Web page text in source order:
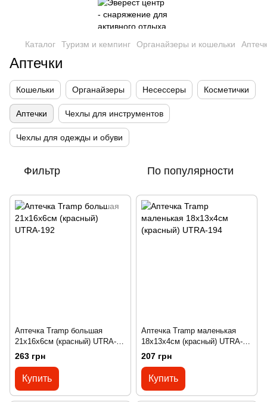
Каталог Туризм и кемпинг Органайзеры и кошельки
Аптечки
Кошельки Органайзеры Несессеры Косметички
Аптечки Чехлы для инструментов
Чехлы для одежды и обуви
Фильтр По популярности
Аптечка Tramp большая
21x16x6см (красный) UTRA-
192
263 грн
Купить
Аптечка Tramp маленькая
18х13х4см (красный) UTRA-
194
207 грн
Купить